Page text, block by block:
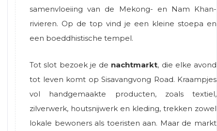
samenvloeiing van de Mekong- en Nam Khan-
rivieren. Op de top vind je een kleine stoepa en
een boeddhistische tempel.
Tot slot bezoek je de nachtmarkt, die elke avond
tot leven komt op Sisavangvong Road. Kraampjes
vol handgemaakte producten, zoals textiel,
zilverwerk, houtsnijwerk en kleding, trekken zowel
lokale bewoners als toeristen aan. Maar de markt